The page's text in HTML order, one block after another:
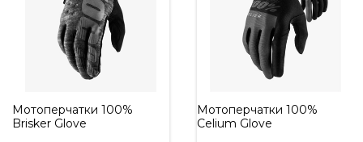
Мотоперчатки 100%
Brisker Glove
Мотоперчатки 100%
Celium Glove